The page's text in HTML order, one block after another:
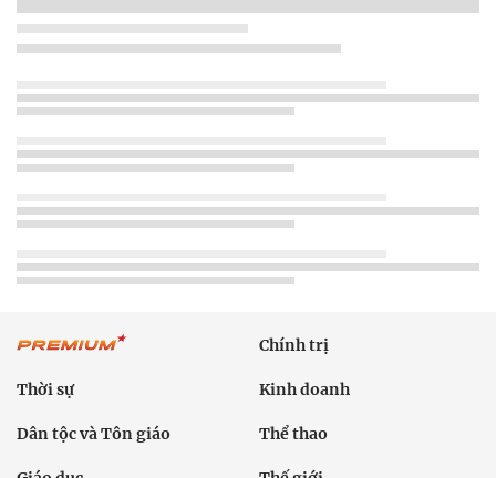
Chính trị
Thời sự Kinh doanh
Dân tộc và Tôn giáo Thể thao